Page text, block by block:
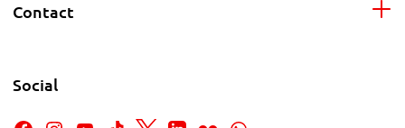
Contact
Social